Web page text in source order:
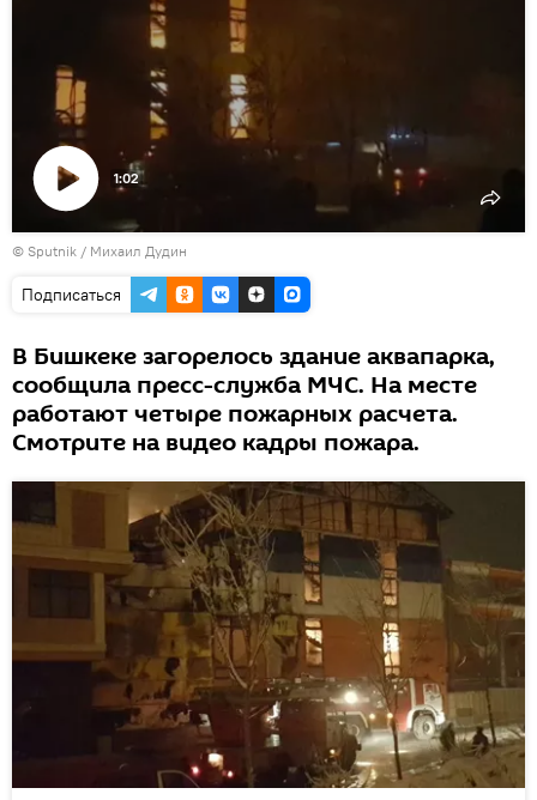
Воспроизвести
видео
1:02
© Sputnik / Михаил Дудин
Подписаться
В Бишкеке загорелось здание аквапарка,
сообщила пресс-служба МЧС. На месте
работают четыре пожарных расчета.
Смотрите на видео кадры пожара.